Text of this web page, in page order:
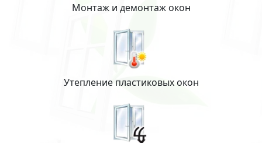
Монтаж и демонтаж окон
Утепление пластиковых окон